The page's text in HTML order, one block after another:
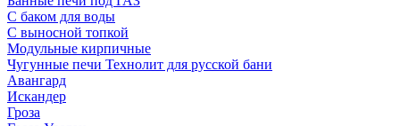
С баком для воды
С выносной топкой
Модульные кирпичные
Чугунные печи Технолит для русской бани
Авангард
Искандер
Гроза